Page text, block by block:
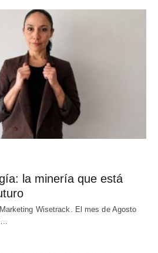
la minería que está
Wisetrack. El mes de Agosto